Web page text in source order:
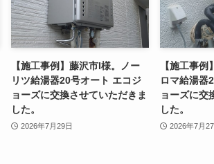
【施工事例】藤沢市I様。ノー
リツ給湯器20号オート エコジ
ョーズに交換させていただきま
した。
2026年7月29日
【施工事
ロマ給湯器
ョーズに交
した。
2026年7月